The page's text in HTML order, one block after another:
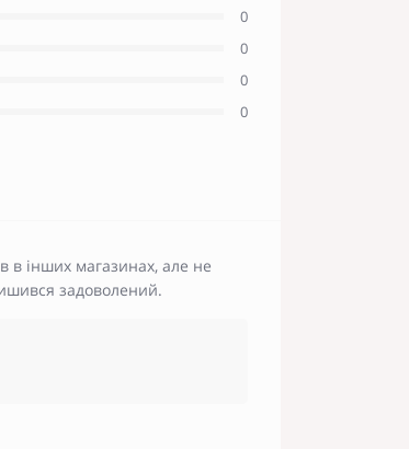
0
0
0
0
в інших магазинах, але не
задоволений.